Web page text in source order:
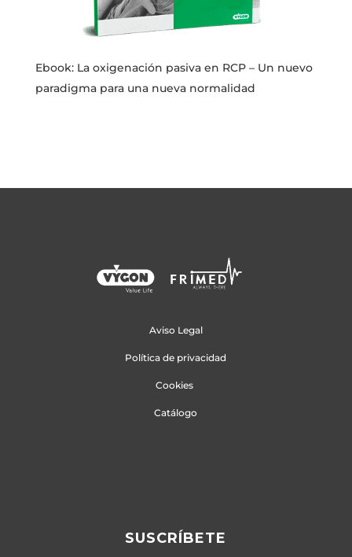
Ebook: La oxigenación pasiva en RCP – Un nuevo
paradigma para una nueva normalidad
Aviso Legal
Política de privacidad
Cookies
Catálogo
SUSCRÍBETE